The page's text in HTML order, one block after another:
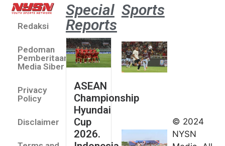
Redaksi
Pedoman
Pemberitaan
Media Siber
Privacy
Policy
Disclaimer
Special
Reports
ASEAN
Championship
Hyundai
Cup
2026.
Sports
umum
Kejurnas
© 2024
NYSN